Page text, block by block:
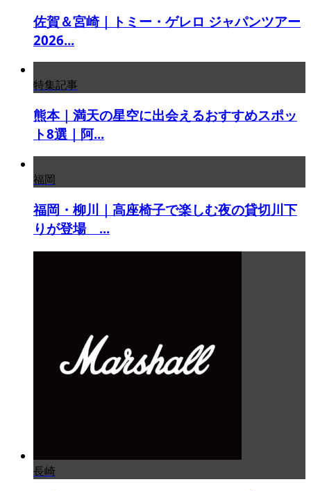
佐賀＆宮崎｜トミー・ゲレロ ジャパンツアー
2026...
特集記事
熊本｜満天の星空に出会えるおすすめスポッ
ト8選｜阿...
福岡
福岡・柳川｜高座椅子で楽しむ夜の貸切川下
りが登場 ...
長崎